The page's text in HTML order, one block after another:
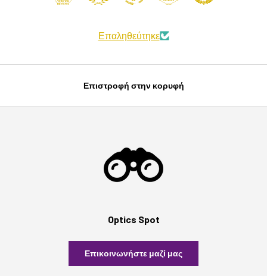
Επαληθεύτηκε
Επιστροφή στην κορυφή
Optics Spot
Επικοινωνήστε μαζί μας